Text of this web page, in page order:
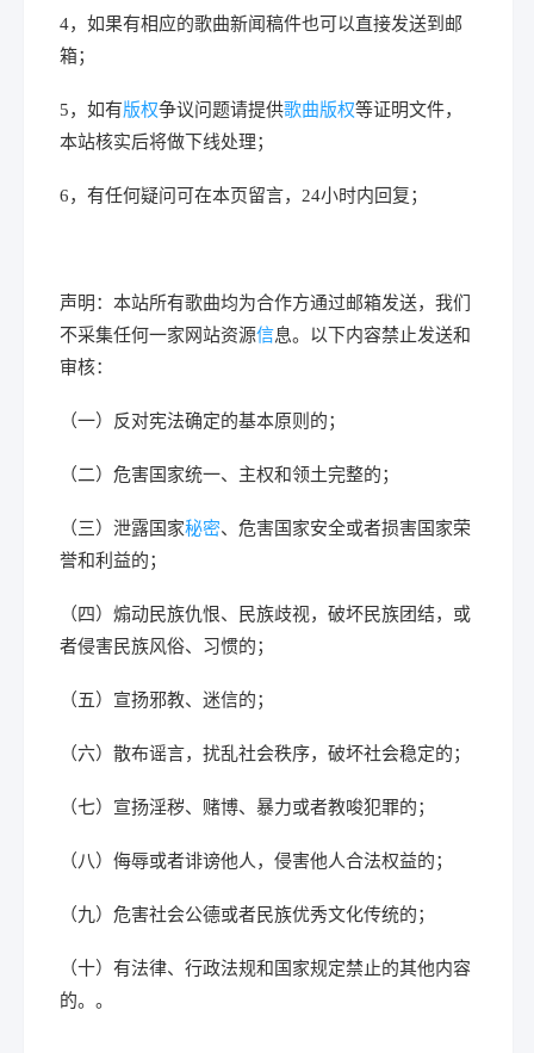
4，如果有相应的歌曲新闻稿件也可以直接发送到邮
箱；
5，如有版权争议问题请提供歌曲版权等证明文件，
本站核实后将做下线处理；
6，有任何疑问可在本页留言，24小时内回复；
声明：本站所有歌曲均为合作方通过邮箱发送，我们
不采集任何一家网站资源信息。以下内容禁止发送和
审核：
（一）反对宪法确定的基本原则的；
（二）危害国家统一、主权和领土完整的；
（三）泄露国家秘密、危害国家安全或者损害国家荣
誉和利益的；
（四）煽动民族仇恨、民族歧视，破坏民族团结，或
者侵害民族风俗、习惯的；
（五）宣扬邪教、迷信的；
（六）散布谣言，扰乱社会秩序，破坏社会稳定的；
（七）宣扬淫秽、赌博、暴力或者教唆犯罪的；
（八）侮辱或者诽谤他人，侵害他人合法权益的；
（九）危害社会公德或者民族优秀文化传统的；
（十）有法律、行政法规和国家规定禁止的其他内容
的。。